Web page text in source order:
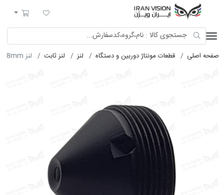
لیست مورد علاقه
سبد خرید
صفحه اصلی قطعات مونتاژ دوربین و دستگاه لنز لنز ثابت لنز 2.8mm فیکس 2MP فلزی (M12-استاندارد)